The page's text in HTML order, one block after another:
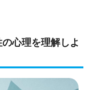
心理を理解しよ